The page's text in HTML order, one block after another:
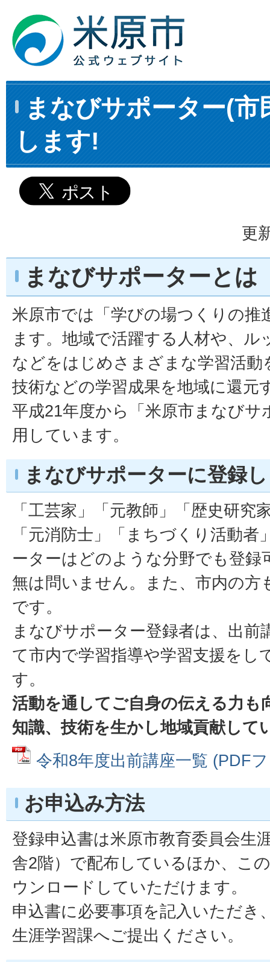
まなびサポーター(市
します!
更
まなびサポーターとは
米原市では「学びの場つくりの推
ます。地域で活躍する人材や、ル
などをはじめさまざまな学習活動
技術などの学習成果を地域に還元
平成21年度から「米原市まなびサ
用しています。
まなびサポーターに登録
「工芸家」「元教師」「歴史研究
「元消防士」「まちづくり活動
ーターはどのような分野でも登録
無は問いません。また、市内の方
です。
まなびサポーター登録者は、出前
て市内で学習指導や学習支援をし
す。
活動を通してご自身の伝える力も
知識、技術を生かし地域貢献して
令和8年度出前講座一覧 (PDF
お申込み方法
登録申込書は米原市教育委員会生
舎2階）で配布しているほか、こ
ウンロードしていただけます。
申込書に必要事項を記入いただき
生涯学習課へご提出ください。